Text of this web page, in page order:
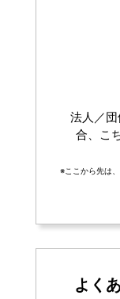
法人／
合、こ
※ここから先は
よく